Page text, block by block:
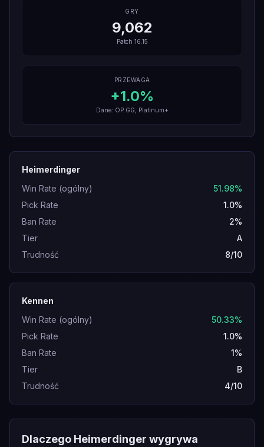
GRY
9,062
Patch 16.15
PRZEWAGA
+1.0%
Dane: OP.GG, Platinum+
Heimerdinger
Win Rate (ogólny)
51.98%
Pick Rate
1.0%
Ban Rate
2%
Tier
A
Trudność
8/10
Kennen
Win Rate (ogólny)
50.33%
Pick Rate
1.0%
Ban Rate
1%
Tier
B
Trudność
4/10
Dlaczego Heimerdinger wygrywa